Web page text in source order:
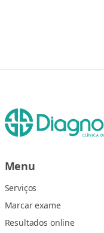
Menu
Serviços
Marcar exame
Resultados online